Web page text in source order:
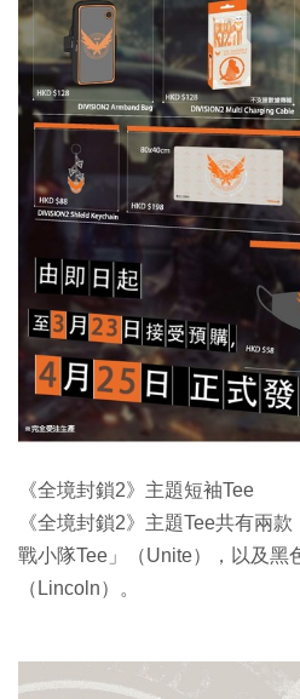
《全境封鎖2》主題短袖Tee
《全境封鎖2》主題Tee共有兩
戰小隊Tee」（Unite），以及黑
（Lincoln）。